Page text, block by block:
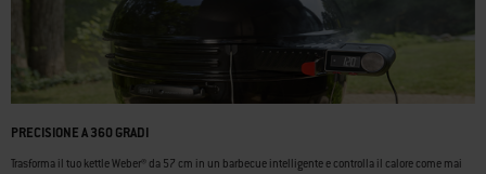
PRECISIONE A 360 GRADI
Trasforma il tuo kettle Weber® da 57 cm in un barbecue intelligente e controlla il calore come mai